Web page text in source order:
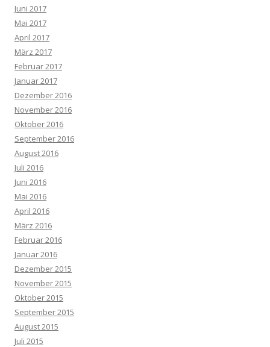
Juni 2017
Mai 2017
April 2017
März 2017
Februar 2017
Januar 2017
Dezember 2016
November 2016
Oktober 2016
September 2016
August 2016
Juli 2016
Juni 2016
Mai 2016
April 2016
März 2016
Februar 2016
Januar 2016
Dezember 2015
November 2015
Oktober 2015
September 2015
August 2015
Juli 2015